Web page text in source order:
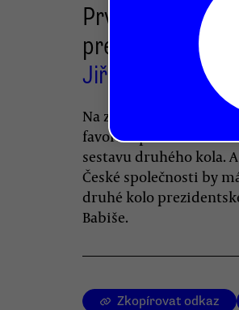
První část
prezidentské
Jiří Pehe
Na začátku listopadu je
favoritů prezidentské
sestavu druhého kola.
České společnosti by
druhé kolo
Babiše.
Zkopírovat odkaz